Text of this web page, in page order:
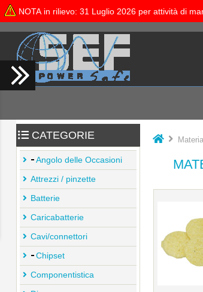
NOTA in rilievo: 31 Luglio 2026 per attività di
CATEGORIE
Angolo delle Occasioni
Attrezzi / pinzette
Batterie
Caricabatterie
Cavi/connettori
Chipset
Componentistica